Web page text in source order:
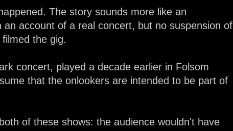
The story sounds more like an
account of a real concert, but no suspension of
the gig.
concert, played a decade earlier in Folsom
that the onlookers are intended to be part of
of these shows: the audience wouldn't have